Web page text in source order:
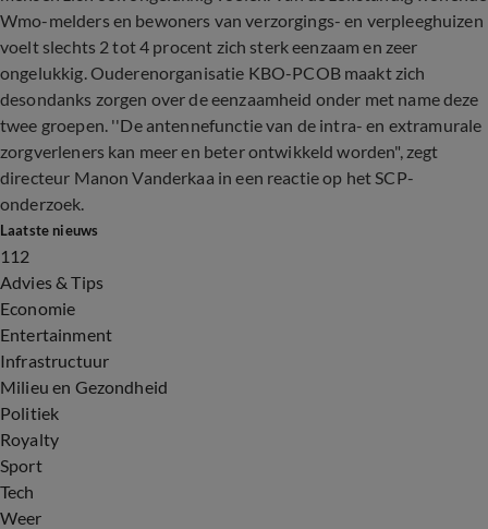
Wmo-melders en bewoners van verzorgings- en verpleeghuizen
voelt slechts 2 tot 4 procent zich sterk eenzaam en zeer
ongelukkig. Ouderenorganisatie KBO-PCOB maakt zich
desondanks zorgen over de eenzaamheid onder met name deze
twee groepen. ''De antennefunctie van de intra- en extramurale
zorgverleners kan meer en beter ontwikkeld worden", zegt
directeur Manon Vanderkaa in een reactie op het SCP-
onderzoek.
Laatste nieuws
112
Advies & Tips
Economie
Entertainment
Infrastructuur
Milieu en Gezondheid
Politiek
Royalty
Sport
Tech
Weer